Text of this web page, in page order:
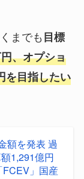
までも目標
、オプショ
を目指したい
額を発表 過
1,291億円
FCEV」国産